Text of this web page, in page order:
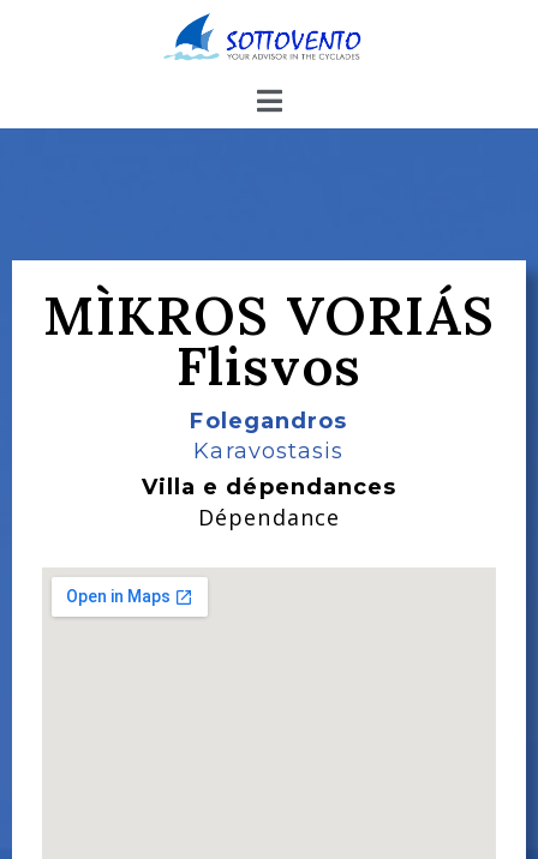
MÌKROS VORIÁS
Flisvos
Folegandros
Karavostasis
Villa e dépendances
Dépendance